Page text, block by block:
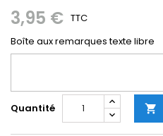
3,95 € TTC
Boîte aux remarques texte libre
Quantité 